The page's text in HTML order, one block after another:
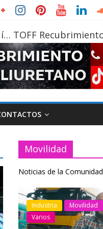
TOFF
Movilidad
Noticias de la
Industria Movilidad
Varios